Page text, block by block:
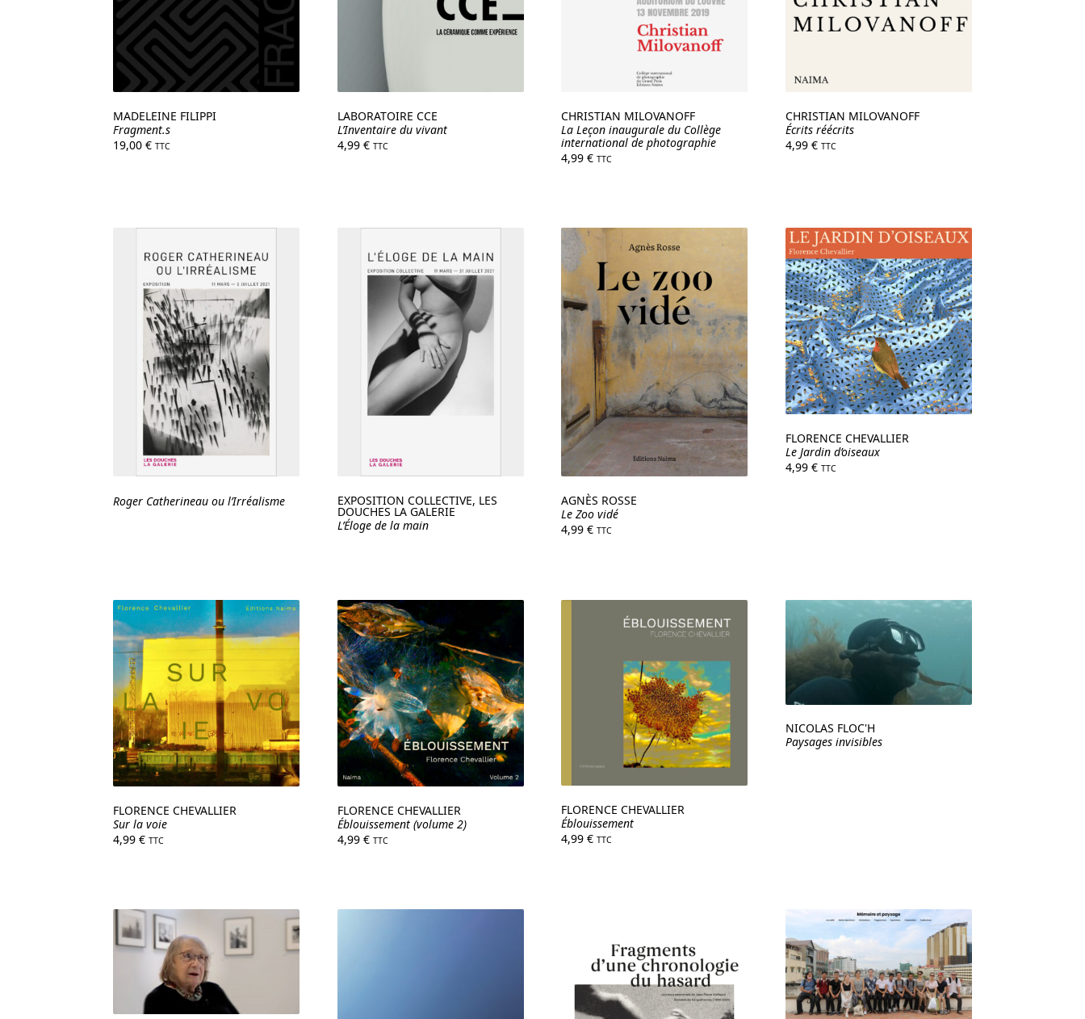
MADELEINE FILIPPI
Fragment.s
19,00€ TTC
LABORATOIRE CCE
L’Inventaire du vivant
4,99 € TTC
CHRISTIAN MILOVANOFF
La Leçon inaugurale du Collège
international de photographie
4,99€ TTC
CHRISTIAN MILOVANOFF
Écrits réécrits
4,99 € TTC
Roger Catherineau ou l’Irréalisme EXPOSITION COLLECTIVE, LES
DOUCHES LA GALERIE
L’Éloge de la main
AGNÈS ROSSE
Le Zoo vidé
4,99€ TTC
FLORENCE CHEVALLIER
Le Jardin d’oiseaux
4,99 € TTC
FLORENCE CHEVALLIER
Sur la voie
4,99€ TTC
FLORENCE CHEVALLIER
Éblouissement (volume 2)
4,99 € TTC
FLORENCE CHEVALLIER
Éblouissement
4,99€ TTC
NICOLAS FLOC'H
Paysages invisibles